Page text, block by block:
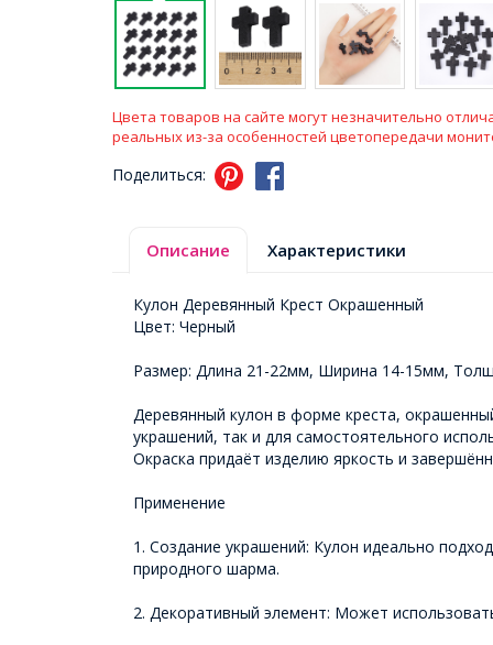
Цвета товаров на сайте могут незначительно
реальных из-за особенностей цветопередачи
Поделиться:
Описание Характеристики
Кулон Деревянный Крест Окрашенный
Цвет: Черный
Размер: Длина 21-22мм, Ширина 14-15мм,
Деревянный кулон в форме креста,
украшений, так и для самостоятельного
Окраска придаёт изделию яркость и
Применение
1. Создание украшений: Кулон идеально
природного шарма.
2. Декоративный элемент: Может